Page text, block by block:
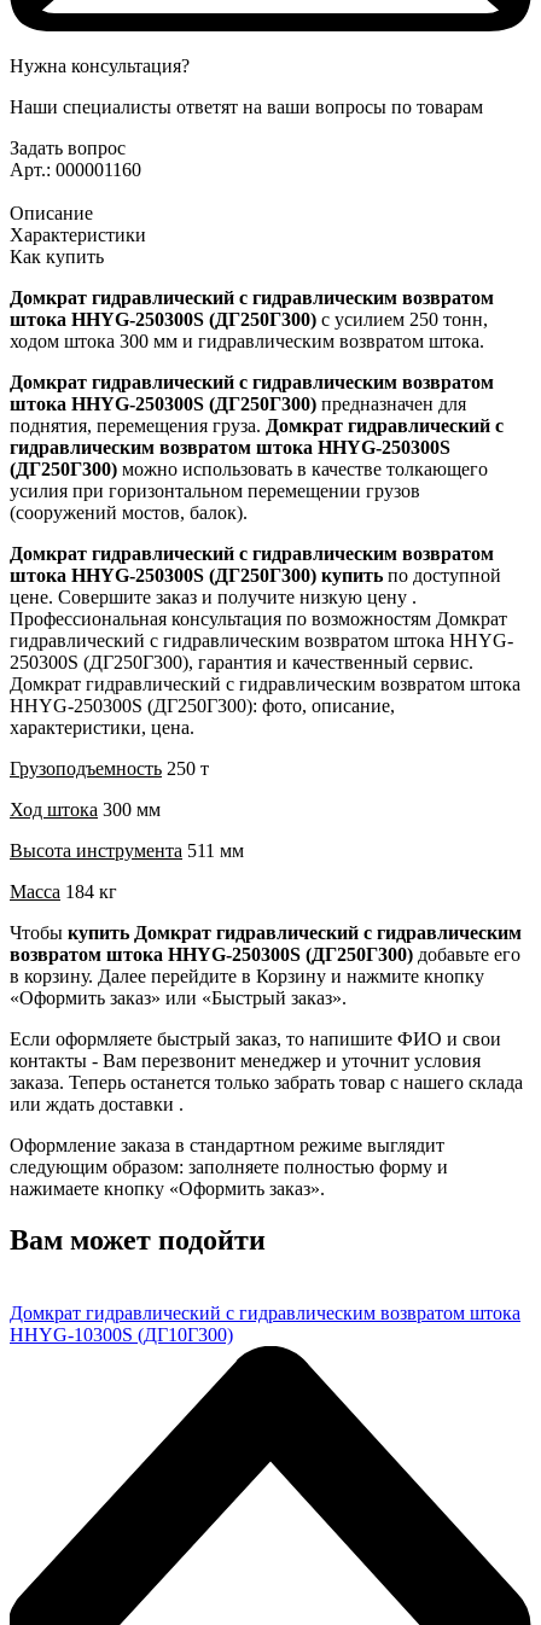
Нужна консультация?
Наши специалисты ответят на ваши вопросы по товарам
Задать вопрос
Арт.: 000001160
Описание
Характеристики
Как купить
Домкрат гидравлический с гидравлическим возвратом
штока HHYG-250300S (ДГ250Г300) с усилием 250 тонн,
ходом штока 300 мм и гидравлическим возвратом штока.
Домкрат гидравлический с гидравлическим возвратом
штока HHYG-250300S (ДГ250Г300) предназначен для
поднятия, перемещения груза. Домкрат гидравлический с
гидравлическим возвратом штока HHYG-250300S
(ДГ250Г300) можно использовать в качестве толкающего
усилия при горизонтальном перемещении грузов
(сооружений мостов, балок).
Домкрат гидравлический с гидравлическим возвратом
штока HHYG-250300S (ДГ250Г300) купить по доступной
цене. Совершите заказ и получите низкую цену .
Профессиональная консультация по возможностям Домкрат
гидравлический с гидравлическим возвратом штока HHYG-
250300S (ДГ250Г300), гарантия и качественный сервис.
Домкрат гидравлический с гидравлическим возвратом штока
HHYG-250300S (ДГ250Г300): фото, описание,
характеристики, цена.
Грузоподъемность 250 т
Ход штока 300 мм
Высота инструмента 511 мм
Масса 184 кг
Чтобы купить Домкрат гидравлический с гидравлическим
возвратом штока HHYG-250300S (ДГ250Г300) добавьте его
в корзину. Далее перейдите в Корзину и нажмите кнопку
«Оформить заказ» или «Быстрый заказ».
Если оформляете быстрый заказ, то напишите ФИО и свои
контакты - Вам перезвонит менеджер и уточнит условия
заказа. Теперь останется только забрать товар с нашего склада
или ждать доставки .
Оформление заказа в стандартном режиме выглядит
следующим образом: заполняете полностью форму и
нажимаете кнопку «Оформить заказ».
Вам может подойти
Домкрат гидравлический с гидравлическим возвратом штока
HHYG-10300S (ДГ10Г300)